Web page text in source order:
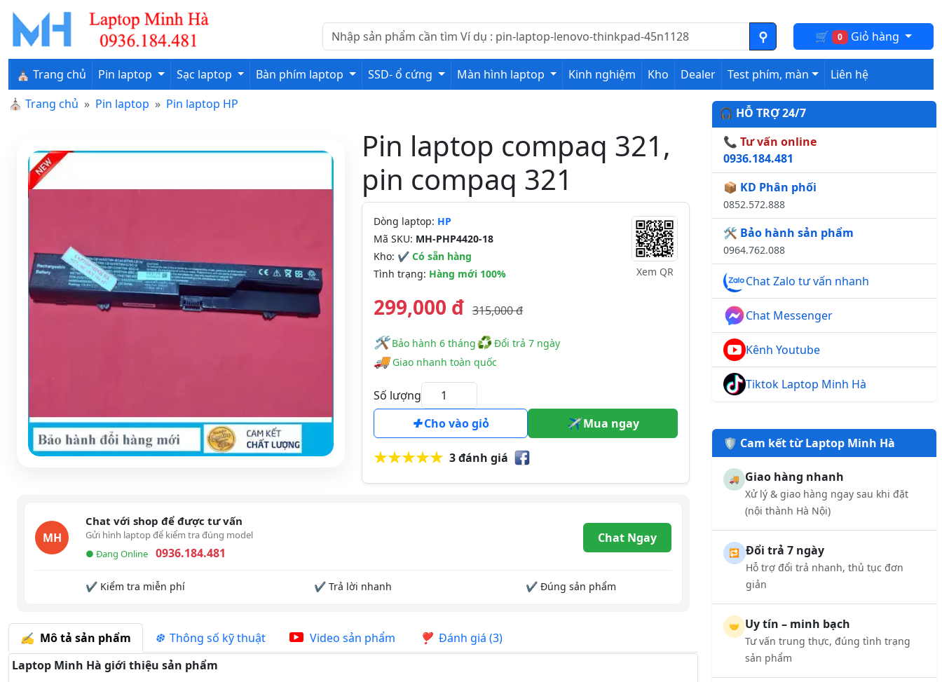
🛒 0 Giỏ hàng
⛪ Trang chủ Pin laptop Sạc laptop Bàn phím laptop SSD- ổ cứng Màn hình laptop Kinh nghiệm Kho Dealer Test phím, màn
Liên hệ
⛪ Trang chủ Pin laptop Pin laptop HP
Pin laptop compaq 321,
pin compaq 321
Dòng laptop: HP
Mã SKU: MH-PHP4420-18
Kho: ✔ Có sẵn hàng
Tình trạng: Hàng mới 100% Xem QR
299,000 đ 315,000 đ
🛠️️ Bảo hành 6 tháng♻Đổi trả 7 ngày
🚚Giao nhanh toàn quốc
Số lượng
Cho vào giỏ
Mua ngay
3 đánh giá
MH
Chat với shop để được tư vấn
Gửi hình laptop để kiểm tra đúng model
● Đang Online
0936.184.481
Chat Ngay
✔ Kiểm tra miễn phí ✔ Trả lời nhanh ✔ Đúng sản phẩm
Mô tả sản phẩm Thông số kỹ thuật Video sản phẩm
Đánh giá (3)
Laptop Minh Hà giới thiệu sản phẩm
🎧 HỖ TRỢ 24/7
📞 Tư vấn online
0936.184.481
📦 KD Phân phối
0852.572.888
🛠️ Bảo hành sản phẩm
0964.762.088
Chat Zalo tư vấn nhanh
Chat Messenger
Kênh Youtube
Tiktok Laptop Minh Hà
🛡️ Cam kết từ Laptop Minh Hà
🚚 Giao hàng nhanh
Xử lý & giao hàng ngay sau khi đặt
(nội thành Hà Nội)
🔁 Đổi trả 7 ngày
Hỗ trợ đổi trả nhanh, thủ tục đơn
giản
🤝 Uy tín – minh bạch
Tư vấn trung thực, đúng tình trạng
sản phẩm